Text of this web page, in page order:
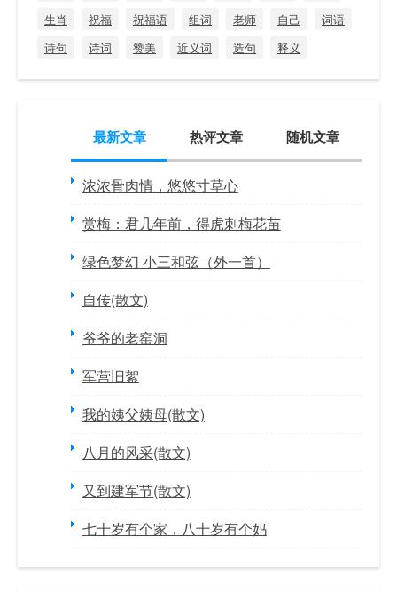
生肖
祝福 祝福语 组词 老师 自己
词语
诗句
诗词 赞美 近义词 造句 释义
最新文章 热评文章 随机文章
浓浓骨肉情，悠悠寸草心
赏梅：君几年前，得虎刺梅花苗
绿色梦幻 小三和弦（外一首）
自传(散文)
爷爷的老窑洞
军营旧絮
我的姨父姨母(散文)
八月的风采(散文)
又到建军节(散文)
七十岁有个家，八十岁有个妈